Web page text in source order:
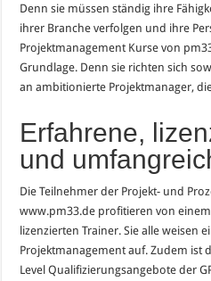
Denn sie müssen ständig ihre
ihrer Branche verfolgen und ihre
Projektmanagement Kurse von
Grundlage. Denn sie richten sich
an ambitionierte Projektmanager,
Erfahrene,
und
Die Teilnehmer der Projekt- und
www.pm33.de profitieren von
lizenzierten Trainer. Sie alle weisen
Projektmanagement auf. Zudem ist
Level Qualifizierungsangebote der